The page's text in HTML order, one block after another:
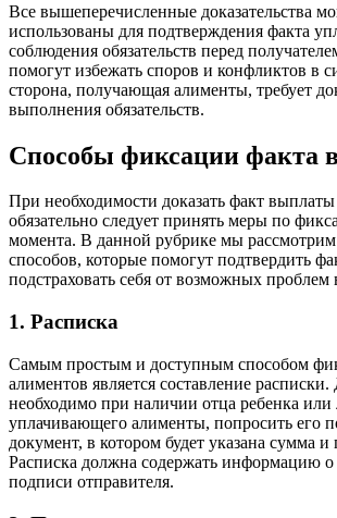
Все вышеперечисленные доказательства
использованы для подтверждения факта
соблюдения обязательств перед
помогут избежать споров и конфликтов в
сторона, получающая алименты, требует
выполнения обязательств.
Способы фиксации факта
При необходимости доказать факт
обязательно следует принять меры по
момента. В данной рубрике мы рассмотрим
способов, которые помогут подтвердить
подстраховать себя от возможных проблем
1. Расписка
Самым простым и доступным способом
алиментов является составление расписки.
необходимо при наличии отца ребенка или
уплачивающего алименты, попросить его
документ, в котором будет указана сумма
Расписка должна содержать информацию о
подписи отправителя.